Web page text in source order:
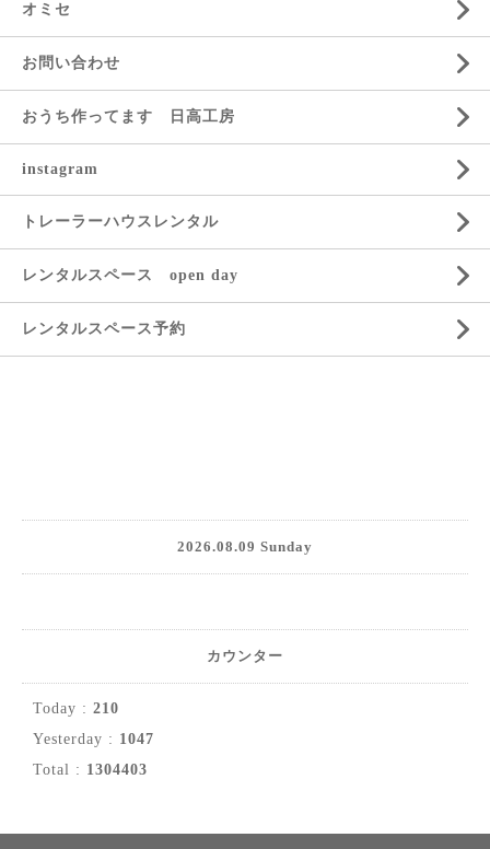
オミセ
お問い合わせ
おうち作ってます 日高工房
instagram
トレーラーハウスレンタル
レンタルスペース open day
レンタルスペース予約
2026.08.09 Sunday
カウンター
Today : 210
Yesterday : 1047
Total : 1304403